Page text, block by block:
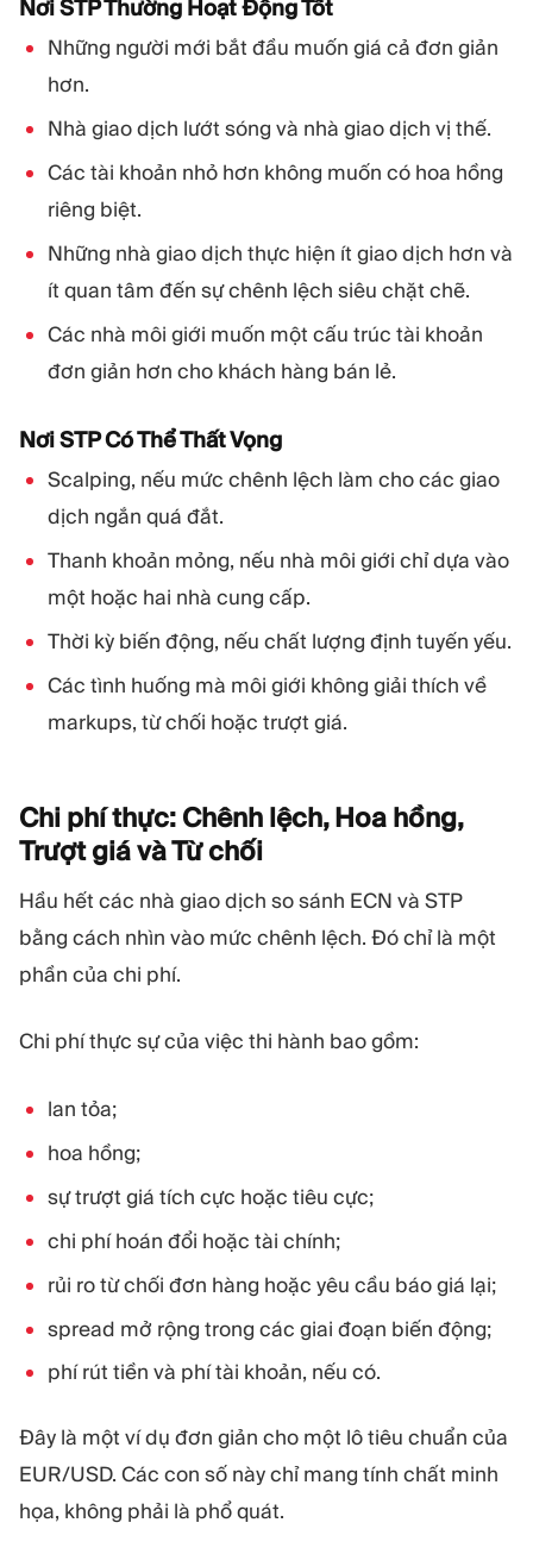
Nơi STP Thường Hoạt Động Tốt
Những người mới bắt đầu muốn giá cả đơn giản
hơn.
Nhà giao dịch lướt sóng và nhà giao dịch vị thế.
Các tài khoản nhỏ hơn không muốn có hoa hồng
riêng biệt.
Những nhà giao dịch thực hiện ít giao dịch hơn và
ít quan tâm đến sự chênh lệch siêu chặt chẽ.
Các nhà môi giới muốn một cấu trúc tài khoản
đơn giản hơn cho khách hàng bán lẻ.
Nơi STP Có Thể Thất Vọng
Scalping, nếu mức chênh lệch làm cho các giao
dịch ngắn quá đắt.
Thanh khoản mỏng, nếu nhà môi giới chỉ dựa vào
một hoặc hai nhà cung cấp.
Thời kỳ biến động, nếu chất lượng định tuyến yếu.
Các tình huống mà môi giới không giải thích về
markups, từ chối hoặc trượt giá.
Chi phí thực: Chênh lệch, Hoa hồng,
Trượt giá và Từchối
Hầu hết các nhà giao dịch so sánh ECN và STP
bằng cách nhìn vào mức chênh lệch. Đó chỉ là một
phần của chi phí.
Chi phí thực sự của việc thi hành bao gồm:
lan tỏa;
hoa hồng;
sự trượt giá tích cực hoặc tiêu cực;
chi phí hoán đổi hoặc tài chính;
rủi ro từ chối đơn hàng hoặc yêu cầu báo giá lại;
spread mở rộng trong các giai đoạn biến động;
phí rút tiền và phí tài khoản, nếu có.
Đây là một ví dụ đơn giản cho một lô tiêu chuẩn của
EUR/USD. Các con số này chỉ mang tính chất minh
họa, không phải là phổ quát.